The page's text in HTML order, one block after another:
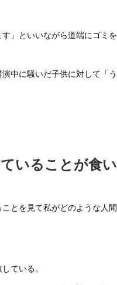
」といいながら道端にゴミを
中に騒いだ子供に対して「う
いることが食い
とを見て私がどのような人間
ている。